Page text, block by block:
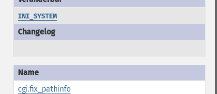
INI_SYSTEM
cgi.fix_pathinfo